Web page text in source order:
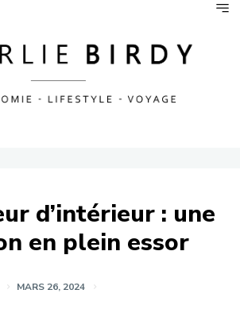
d’intérieur : une
en plein essor
MARS 26, 2024